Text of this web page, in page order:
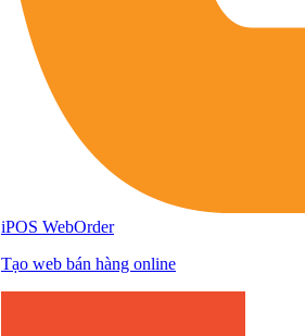
iPOS WebOrder
Tạo web bán hàng online